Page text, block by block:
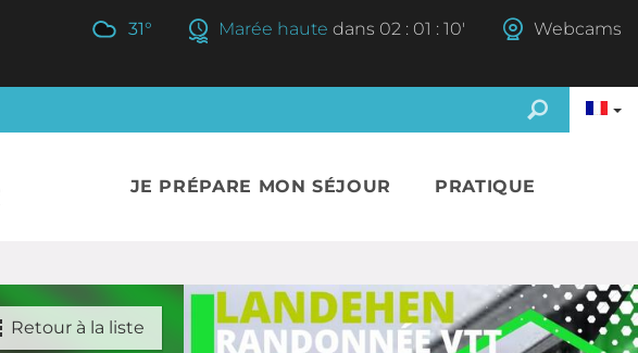
31° Marée haute dans 02 : 01 : 09' Webcams
JE PRÉPARE MON SÉJOUR PRATIQUE
Retour à la liste